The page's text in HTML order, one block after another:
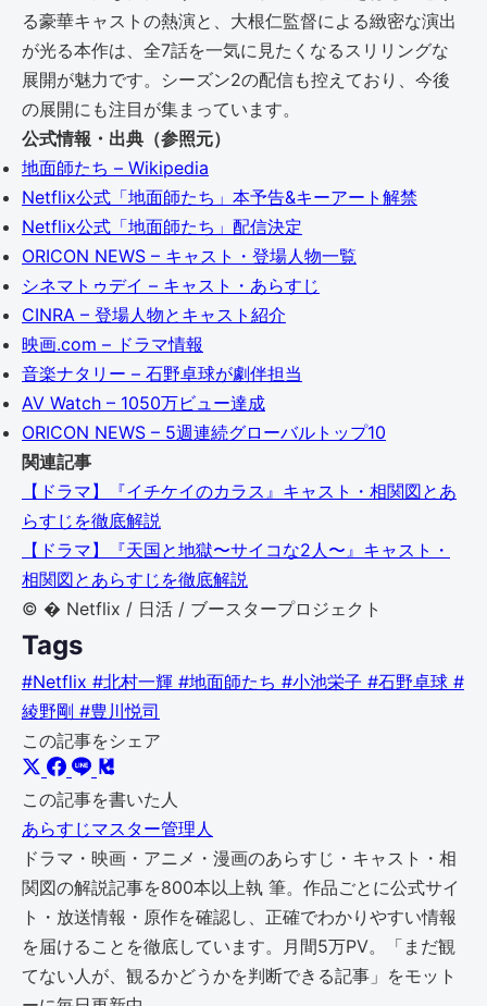
る豪華キャストの熱演と、大根仁監督による緻密な演出
が光る本作は、全7話を一気に見たくなるスリリングな
展開が魅力です。シーズン2の配信も控えており、今後
の展開にも注目が集まっています。
公式情報・出典（参照元）
地面師たち – Wikipedia
Netflix公式「地面師たち」本予告&キーアート解禁
Netflix公式「地面師たち」配信決定
ORICON NEWS – キャスト・登場人物一覧
シネマトゥデイ – キャスト・あらすじ
CINRA – 登場人物とキャスト紹介
映画.com – ドラマ情報
音楽ナタリー – 石野卓球が劇伴担当
AV Watch – 1050万ビュー達成
ORICON NEWS – 5週連続グローバルトップ10
関連記事
【ドラマ】『イチケイのカラス』キャスト・相関図とあ
らすじを徹底解説
【ドラマ】『天国と地獄〜サイコな2人〜』キャスト・
相関図とあらすじを徹底解説
© � Netflix / 日活 / ブースタープロジェクト
Tags
#Netflix #北村一輝 #地面師たち #小池栄子 #石野卓球 #
綾野剛 #豊川悦司
この記事をシェア
この記事を書いた人
あらすじマスター管理人
ドラマ・映画・アニメ・漫画のあらすじ・キャスト・相
関図の解説記事を800本以上執 筆。作品ごとに公式サイ
ト・放送情報・原作を確認し、正確でわかりやすい情報
を届けることを徹底しています。月間5万PV。「まだ観
てない人が、観るかどうかを判断できる記事」をモット